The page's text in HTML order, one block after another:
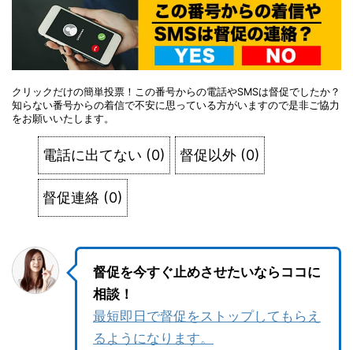
クリックだけの簡単投票！この番号からの電話やSMSは督促でしたか？
知らない番号からの着信で不安に思っている方がいますので是非ご協力
をお願いいたします。
電話に出てない (0) 督促以外 (0)
督促連絡 (0)
督促を今すぐ止めさせたいならココに
相談！
最短即日で督促をストップしてもらえ
るようになります。